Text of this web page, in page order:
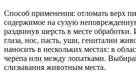
Способ применения: отломать верх
содержимое на сухую
раздвинув шерсть в месте обработки.
глаза, нос, пасть, уши, гениталии
наносить в нескольких местах: в
черепа или между лопатками.
слизывания животным места.